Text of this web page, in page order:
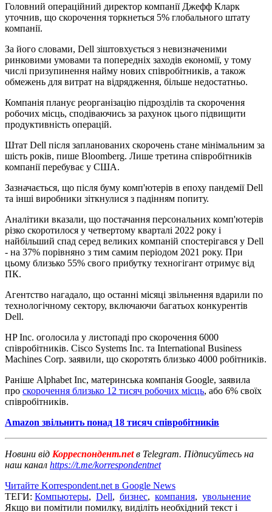
Головний операційний директор компанії Джефф Кларк
уточнив, що скорочення торкнеться 5% глобального штату
компанії.
За його словами, Dell зіштовхується з невизначеними
ринковими умовами та попередніх заходів економії, у тому
числі призупинення найму нових співробітників, а також
обмежень для витрат на відрядження, більше недостатньо.
Компанія планує реорганізацію підрозділів та скорочення
робочих місць, сподіваючись за рахунок цього підвищити
продуктивність операцій.
Штат Dell після запланованих скорочень стане мінімальним за
шість років, пише Bloomberg. Лише третина співробітників
компанії перебуває у США.
Зазначається, що після буму комп'ютерів в епоху пандемії Dell
та інші виробники зіткнулися з падінням попиту.
Аналітики вказали, що постачання персональних комп'ютерів
різко скоротилося у четвертому кварталі 2022 року і
найбільший спад серед великих компаній спостерігався у Dell
- на 37% порівняно з тим самим періодом 2021 року. При
цьому близько 55% свого прибутку техногігант отримує від
ПК.
Агентство нагадало, що останні місяці звільнення вдарили по
технологічному сектору, включаючи багатьох конкурентів
Dell.
HP Inc. оголосила у листопаді про скорочення 6000
співробітників. Cisco Systems Inc. та International Business
Machines Corp. заявили, що скоротять близько 4000 робітників.
Раніше Alphabet Inc, материнська компанія Google, заявила
про скорочення близько 12 тисяч робочих місць, або 6% своїх
співробітників.
Amazon звільнить понад 18 тисяч співробітників
Новини від Корреспондент.netв Telegram. Підписуйтесь на
наш канал https://t.me/korrespondentnet
Читайте Korrespondent.net в Google News
ТЕГИ: Компьютеры, Dell, бизнес, компания, увольнение
Якщо ви помітили помилку, виділіть необхідний текст і